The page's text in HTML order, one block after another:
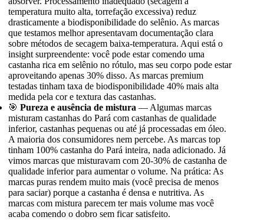
temperatura muito alta, torrefação excessiva) reduz
drasticamente a biodisponibilidade do selênio. As marcas
que testamos melhor apresentavam documentação clara
sobre métodos de secagem baixa-temperatura. Aqui está o
insight surpreendente: você pode estar comendo uma
castanha rica em selênio no rótulo, mas seu corpo pode estar
aproveitando apenas 30% disso. As marcas premium
testadas tinham taxa de biodisponibilidade 40% mais alta
medida pela cor e textura das castanhas.
🎯Pureza e ausência de mistura — Algumas marcas
misturam castanhas do Pará com castanhas de qualidade
inferior, castanhas pequenas ou até já processadas em óleo.
A maioria dos consumidores nem percebe. As marcas top
tinham 100% castanha do Pará inteira, nada adicionado. Já
vimos marcas que misturavam com 20-30% de castanha de
qualidade inferior para aumentar o volume. Na prática: As
marcas puras rendem muito mais (você precisa de menos
para saciar) porque a castanha é densa e nutritiva. As
marcas com mistura parecem ter mais volume mas você
acaba comendo o dobro sem ficar satisfeito.